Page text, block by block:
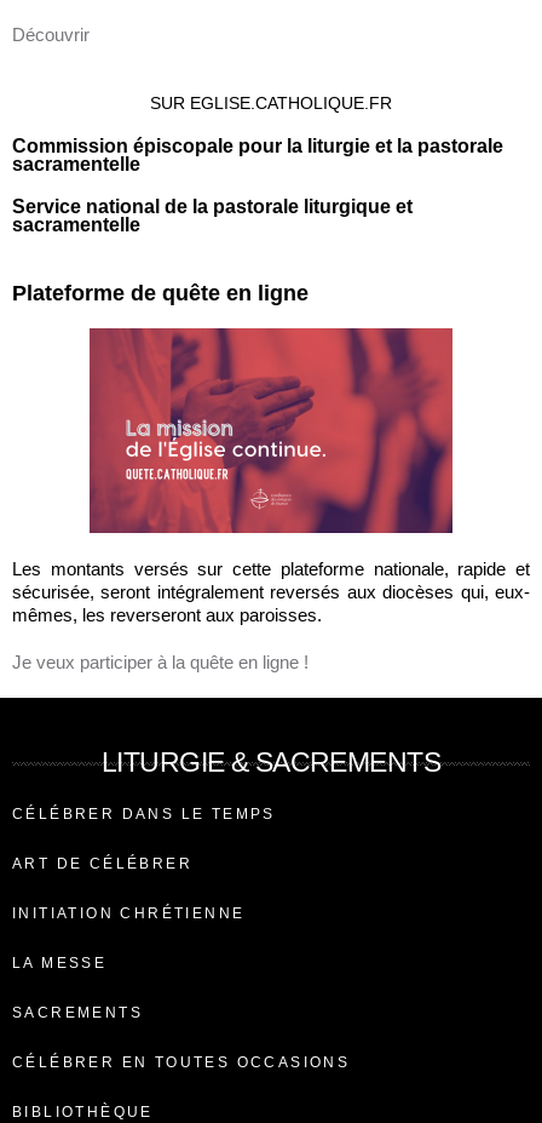
Découvrir
SUR EGLISE.CATHOLIQUE.FR
Commission épiscopale pour la liturgie et la pastorale
sacramentelle
Service national de la pastorale liturgique et
sacramentelle
Plateforme de quête en ligne
Les montants versés sur cette plateforme nationale, rapide et
sécurisée, seront intégralement reversés aux diocèses qui, eux-
mêmes, les reverseront aux paroisses.
Je veux participer à la quête en ligne !
LITURGIE & SACREMENTS
CÉLÉBRER DANS LE TEMPS
ART DE CÉLÉBRER
INITIATION CHRÉTIENNE
LA MESSE
SACREMENTS
CÉLÉBRER EN TOUTES OCCASIONS
BIBLIOTHÈQUE